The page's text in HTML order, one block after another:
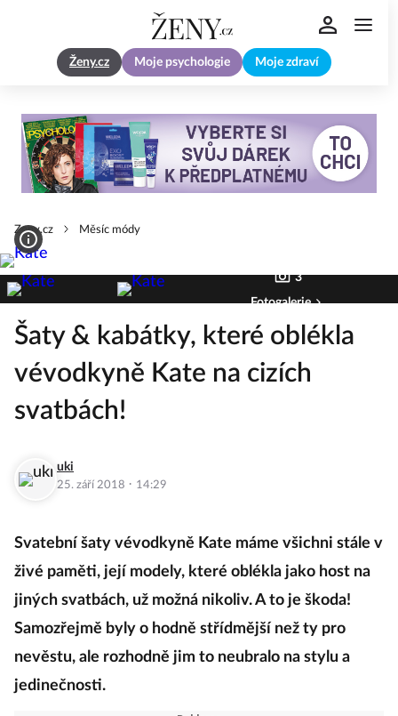
Ženy.cz Moje psychologie Moje zdraví
Zeny.cz Měsíc módy
3
Fotogalerie
Šaty & kabátky, které oblékla
vévodkyně Kate na cizích
svatbách!
uki
25. září 2018 · 14:29
Svatební šaty vévodkyně Kate máme všichni stále v
živé paměti, její modely, které oblékla jako host na
jiných svatbách, už možná nikoliv. A to je škoda!
Samozřejmě byly o hodně střídmější než ty pro
nevěstu, ale rozhodně jim to neubralo na stylu a
jedinečnosti.